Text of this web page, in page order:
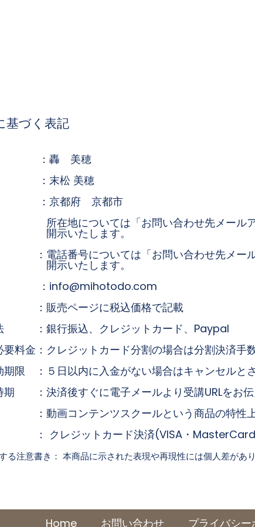
基づく表記
：轟 美穂
：末松 美穂
都府 京都市
ては「お問い合わせ先メールアドレス
します。
番号については「お問い合わせ先メールア
いたしま
：info@mihotodo.com
売ページに税込価格で記載
：銀行振込、クレジットカード、Paypal
料金：クレジットカード分割の場合は分割決済手
期限 ：５日以内に入金がない場合はキャンセルと
期 ：決済後すぐに電子メールより受講URLをお伝
動画コンテンツスクールという商品の特性上
レジットカード決済(VISA・MasterCard・
る注意書き： 本商品に示された表現や再現性には個人差があ
Home お問い合わせ プライバシー